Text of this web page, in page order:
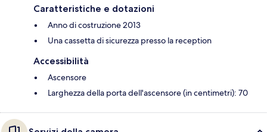
Caratteristiche e dotazioni
Anno di costruzione 2013
Una cassetta di sicurezza presso la reception
Accessibilità
Ascensore
Larghezza della porta dell'ascensore (in centimetri): 70